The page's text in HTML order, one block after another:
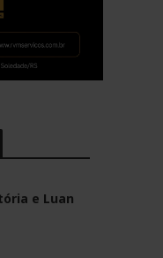
e Luan